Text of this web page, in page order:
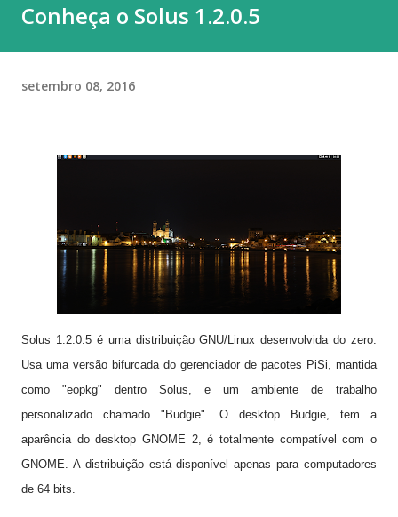
Conheça o Solus 1.2.0.5
setembro 08, 2016
Solus 1.2.0.5 é uma distribuição GNU/Linux desenvolvida do zero.
Usa uma versão bifurcada do gerenciador de pacotes PiSi, mantida
como "eopkg" dentro Solus, e um ambiente de trabalho
personalizado chamado "Budgie". O desktop Budgie, tem a
aparência do desktop GNOME 2, é totalmente compatível com o
GNOME. A distribuição está disponível apenas para computadores
de 64 bits.